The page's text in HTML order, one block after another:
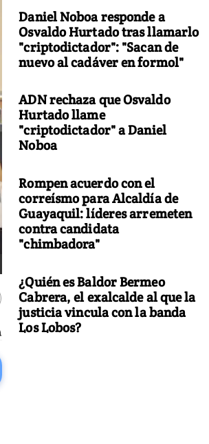
Daniel Noboa responde a
Osvaldo Hurtado tras llamarlo
"criptodictador": "Sacan de
nuevo al cadáver en formol"
ADN rechaza que Osvaldo
Hurtado llame
"criptodictador" a Daniel
Noboa
Rompen acuerdo con el
correísmo para Alcaldía de
Guayaquil: líderes arremeten
contra candidata
"chimbadora"
¿Quién es Baldor Bermeo
Cabrera, el exalcalde al que la
justicia vincula con la banda
Los Lobos?